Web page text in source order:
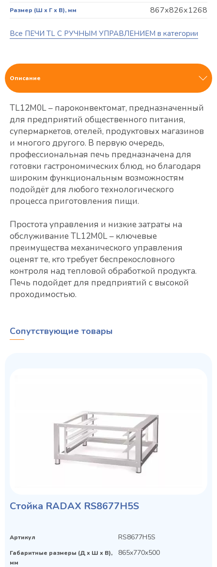
Размер (Ш х Г х В), мм 867х826х1268
Все ПЕЧИ TL С РУЧНЫМ УПРАВЛЕНИЕМ в категории
Описание
TL12M0L – пароконвектомат, предназначенный
для предприятий общественного питания,
супермаркетов, отелей, продуктовых магазинов
и многого другого. В первую очередь,
профессиональная печь предназначена для
готовки гастрономических блюд, но благодаря
широким функциональным возможностям
подойдёт для любого технологического
процесса приготовления пищи.
Простота управления и низкие затраты на
обслуживание TL12M0L – ключевые
преимущества механического управления
оценят те, кто требует беспрекословного
контроля над тепловой обработкой продукта.
Печь подойдет для предприятий с высокой
проходимостью.
Сопутствующие товары
Cтойка RADAX RS8677H5S
Артикул RS8677H5S
Габаритные размеры (Д х Ш х В),
мм
865x770x500